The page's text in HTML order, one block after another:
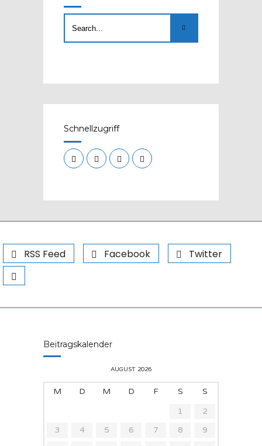
Schnellzugriff
RSS Feed Facebook Twitter
Beitragskalender
AUGUST 2026
M D M D F S
S
1
2
3
4 5 6 7 8
9